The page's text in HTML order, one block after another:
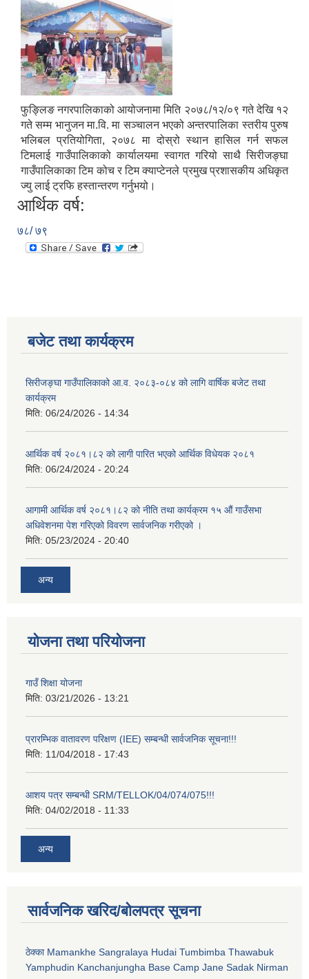
फुङ्लिङ नगरपालिकाको आयोजनामा मिति २०७८/१२/०९ गते देखि १२
गते सम्म भानुजन मा.वि. मा सञ्चालन भएको अन्तरपालिका स्तरीय पुरुष
भलिबल प्रतियोगिता, २०७८ मा दोस्रो स्थान हासिल गर्न सफल
टिमलाई गाउँपालिकाको कार्यालयमा स्वागत गरियो साथै सिरीजङ्घा
गाउँपालिकाका टिम कोच र टिम क्याप्टेनले प्रमुख प्रशासकीय अधिकृत
ज्यु लाई ट्रफि हस्तान्तरण गर्नुभयो।
आर्थिक वर्ष:
७८/ ७९
बजेट तथा कार्यक्रम
सिरीजङ्घा गाउँपालिकाको आ.व. २०८३-०८४ को लागि वार्षिक बजेट तथा
कार्यक्रम
मिति: 06/24/2026 - 14:34
आर्थिक वर्ष २०८१।८२ को लागी पारित भएको आर्थिक विधेयक २०८१
मिति: 06/24/2024 - 20:24
आगामी आर्थिक वर्ष २०८१।८२ को नीति तथा कार्यक्रम १५ औं गाउँसभा
अधिवेशनमा पेश गरिएको विवरण सार्वजनिक गरीएको ।
मिति: 05/23/2024 - 20:40
अन्य
योजना तथा परियोजना
गाउँ शिक्षा योजना
मिति: 03/21/2026 - 13:21
प्रारम्भिक वातावरण परिक्षण (IEE) सम्बन्धी सार्वजनिक सूचना!!!
मिति: 11/04/2018 - 17:43
आशय पत्र सम्बन्धी SRM/TELLOK/04/074/075!!!
मिति: 04/02/2018 - 11:33
अन्य
सार्वजनिक खरिद/बोलपत्र सूचना
ठेक्का Mamankhe Sangralaya Hudai Tumbimba Thawabuk
Yamphudin Kanchanjungha Base Camp Jane Sadak Nirman